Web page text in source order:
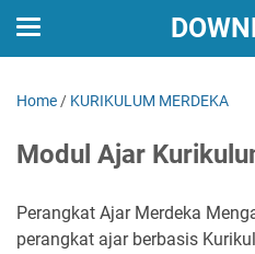
Home / KURIKULUM MERDEKA
Modul Ajar
Perangkat Ajar Merdeka
perangkat ajar berbasis